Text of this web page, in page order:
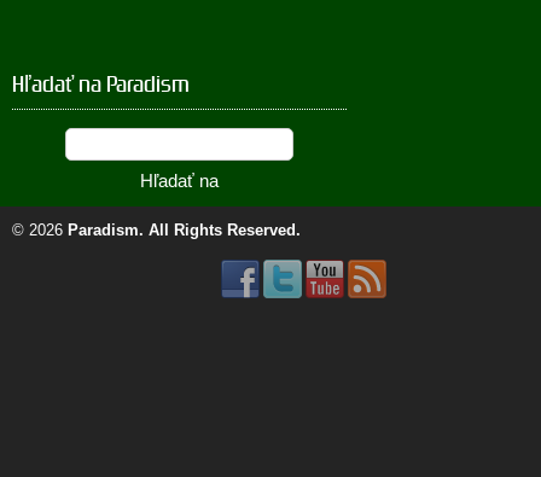
Hľadať na Paradism
© 2026 Paradism. All Rights Reserved.